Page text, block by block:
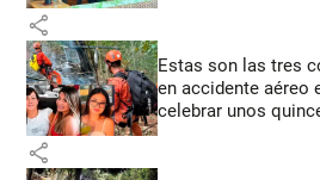
share
Estas son las tres
en accidente aéreo
celebrar unos
share